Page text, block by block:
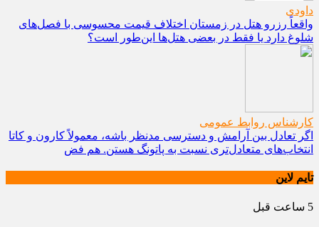
داودی
واقعاً رزرو هتل در زمستان اختلاف قیمت محسوسی با فصل‌های
شلوغ دارد یا فقط در بعضی هتل‌ها این‌طور است؟
کارشناس روابط عمومی
اگر تعادل بین آرامش و دسترسی مدنظر باشه، معمولاً کارون و کاتا
انتخاب‌های متعادل‌تری نسبت به پاتونگ هستن. هم فض
تایم لاین
5 ساعت قبل